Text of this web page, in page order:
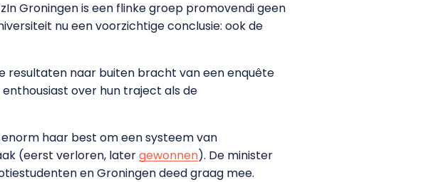
In Groningen is een flinke groep promovendi geen
nu een voorzichtige conclusie: ook de
resultaten naar buiten bracht van een enquête
enthousiast over hun traject als de
haar best om een systeem van
(eerst verloren, latergewonnen). De minister
en Groningen deed graag mee.